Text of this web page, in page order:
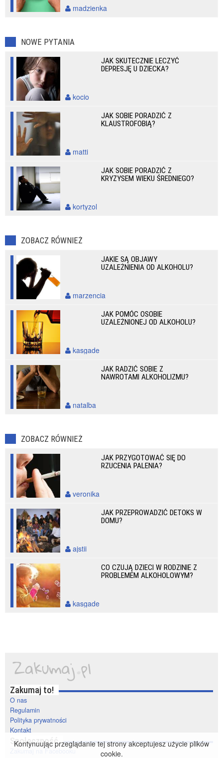
madzienka
NOWE PYTANIA
JAK SKUTECZNIE LECZYĆ
DEPRESJĘ U DZIECKA?
kocio
JAK SOBIE PORADZIĆ Z
KLAUSTROFOBIĄ?
matti
JAK SOBIE PORADZIĆ Z
KRYZYSEM WIEKU ŚREDNIEGO?
kortyzol
ZOBACZ RÓWNIEŻ
JAKIE SĄ OBJAWY
UZALEŻNIENIA OD ALKOHOLU?
marzencia
JAK POMÓC OSOBIE
UZALEŻNIONEJ OD ALKOHOLU?
kasgade
JAK RADZIĆ SOBIE Z
NAWROTAMI ALKOHOLIZMU?
natalba
ZOBACZ RÓWNIEŻ
JAK PRZYGOTOWAĆ SIĘ DO
RZUCENIA PALENIA?
veronika
JAK PRZEPROWADZIĆ DETOKS W
DOMU?
ajstii
CO CZUJĄ DZIECI W RODZINIE Z
PROBLEMEM ALKOHOLOWYM?
kasgade
Zakumaj to!
O nas
Regulamin
Polityka prywatności
Kontakt
Społeczność
Zakumaj na Facebooku
Kontynuując przeglądanie tej strony akceptujesz użycie plików
cookie.